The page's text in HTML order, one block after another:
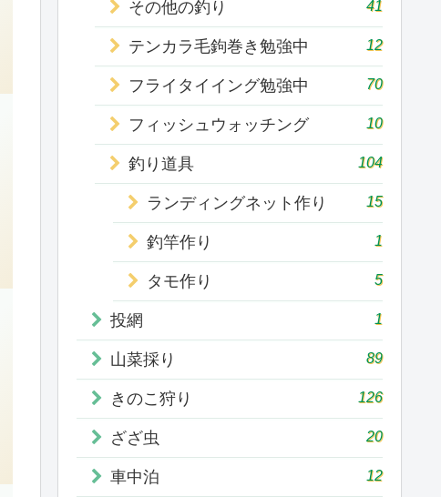
その他の釣り 41
テンカラ毛鉤巻き勉強中 12
フライタイイング勉強中 70
フィッシュウォッチング 10
釣り道具 104
ランディングネット作り 15
釣竿作り 1
タモ作り 5
投網 1
山菜採り 89
きのこ狩り 126
ざざ虫 20
車中泊 12